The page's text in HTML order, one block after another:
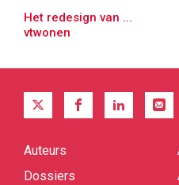
Het redesign van ...
vtwonen
Quick
Auteurs
Dossiers